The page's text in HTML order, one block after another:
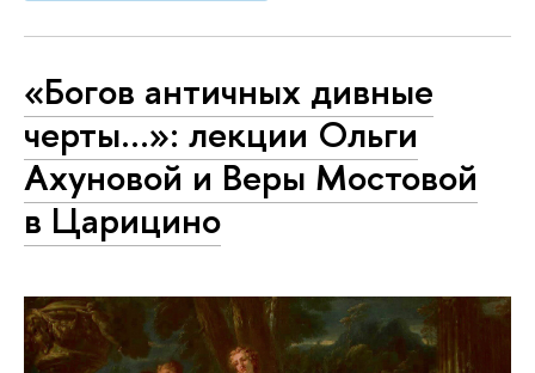
«Богов античных дивные
черты…»: лекции Ольги
Ахуновой и Веры Мостовой
в Царицино